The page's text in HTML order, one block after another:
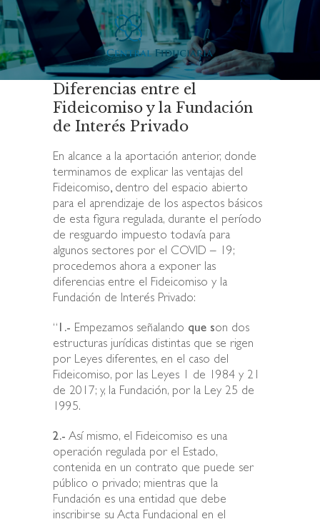
Diferencias entre el
Fideicomiso y la Fundación
de Interés Privado
En alcance a la aportación anterior, donde
terminamos de explicar las ventajas del
Fideicomiso, dentro del espacio abierto
para el aprendizaje de los aspectos básicos
de esta figura regulada, durante el período
de resguardo impuesto todavía para
algunos sectores por el COVID – 19;
procedemos ahora a exponer las
diferencias entre el Fideicomiso y la
Fundación de Interés Privado:
“ 1.- Empezamos señalando que son dos
estructuras jurídicas distintas que se rigen
por Leyes diferentes, en el caso del
Fideicomiso, por las Leyes 1 de 1984 y 21
de 2017; y, la Fundación, por la Ley 25 de
1995.
2.- Así mismo, el Fideicomiso es una
operación regulada por el Estado,
contenida en un contrato que puede ser
público o privado; mientras que la
Fundación es una entidad que debe
inscribirse su Acta Fundacional en el